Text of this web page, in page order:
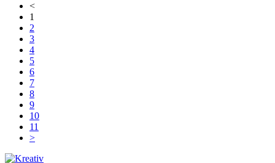
<
1
2
3
4
5
6
7
8
9
10
11
>